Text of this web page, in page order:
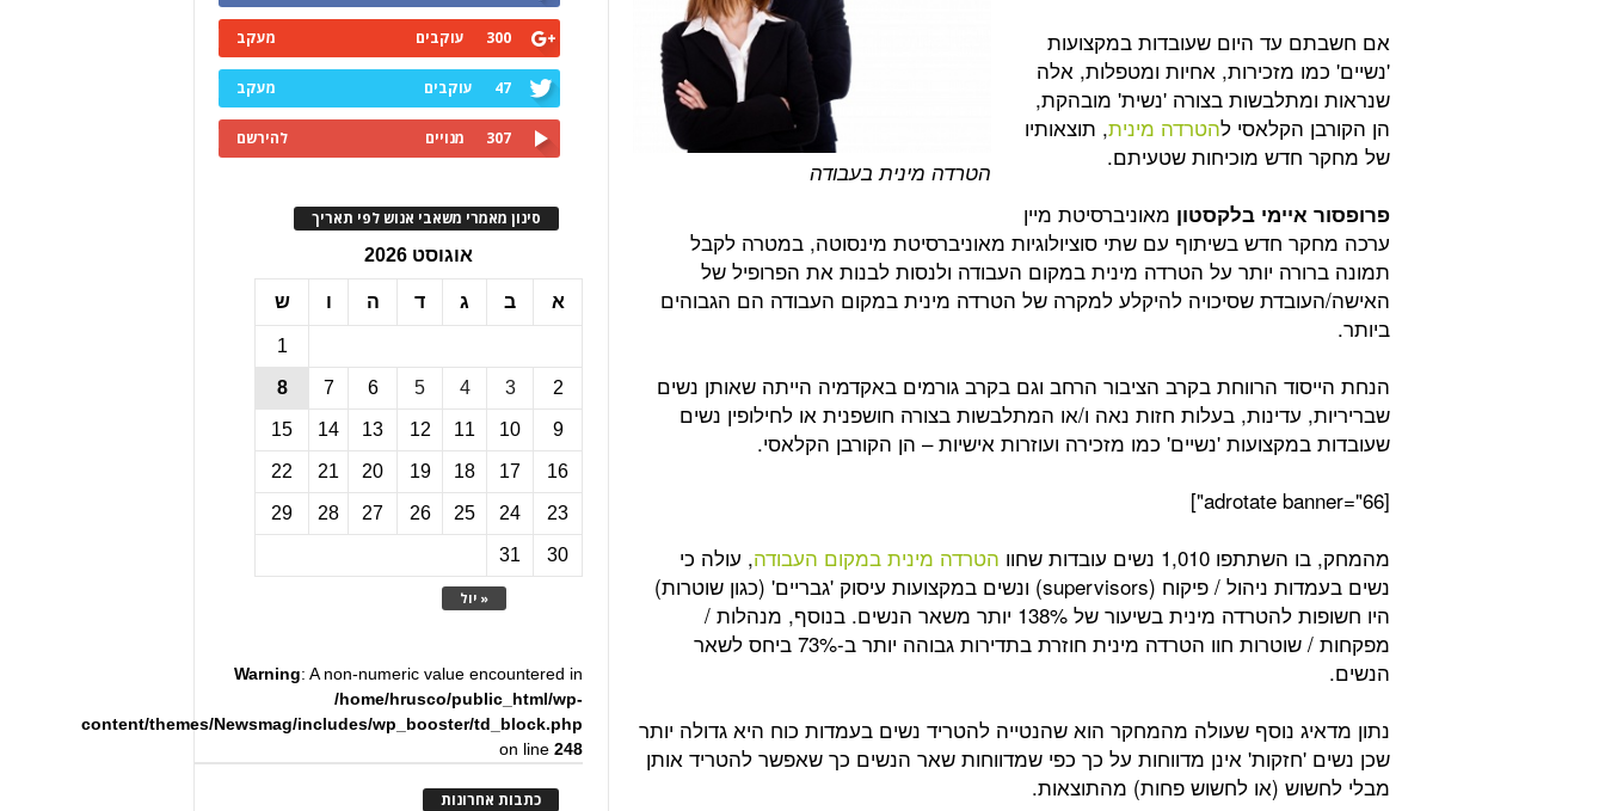
הטרדה מינית בעבודה
אם חשבתם עד היום שעובדות במקצועות
'נשיים' כמו מזכירות, אחיות ומטפלות, אלה
שנראות ומתלבשות בצורה 'נשית' מובהקת,
הן הקורבן הקלאסי להטרדה מינית, תוצאותיו
של מחקר חדש מוכיחות שטעיתם.
פרופסור איימי בלקסטון מאוניברסיטת מיין
ערכה מחקר חדש בשיתוף עם שתי סוציולוגיות מאוניברסיטת מינסוטה, במטרה לקבל
תמונה ברורה יותר על הטרדה מינית במקום העבודה ולנסות לבנות את הפרופיל של
האישה/העובדת שסיכויה להיקלע למקרה של הטרדה מינית במקום העבודה הם הגבוהים
ביותר.
הנחת הייסוד הרווחת בקרב הציבור הרחב וגם בקרב גורמים באקדמיה הייתה שאותן נשים
שבריריות, עדינות, בעלות חזות נאה ו/או המתלבשות בצורה חושפנית או לחילופין נשים
שעובדות במקצועות 'נשיים' כמו מזכירה ועוזרות אישיות – הן הקורבן הקלאסי.
[adrotate banner="66"]
מהמחק, בו השתתפו 1,010 נשים עובדות שחוו
הטרדה מינית במקום העבודה, עולה כי
נשים בעמדות ניהול / פיקוח (supervisors) ונשים במקצועות עיסוק 'גבריים' (כגון שוטרות)
היו חשופות להטרדה מינית בשיעור של 138% יותר משאר הנשים. בנוסף, מנהלות /
מפקחות / שוטרות חוו הטרדה מינית חוזרת בתדירות גבוהה יותר ב-73% ביחס לשאר
הנשים.
נתון מדאיג נוסף שעולה מהמחקר הוא שהנטייה להטריד נשים בעמדות כוח היא גדולה יותר
שכן נשים 'חזקות' אינן מדווחות על כך כפי שמדווחות שאר הנשים כך שאפשר להטריד אותן
מבלי לחשוש (או לחשוש פחות) מהתוצאות.
300 עוקבים מעקב
47 עוקבים מעקב
307 מנויים להירשם
סינון מאמרי משאבי אנוש לפי תאריך
אוגוסט 2026
א ב ג ד ה ו ש
« יול
1
2
3
4
5
6
7
8
9
10
11
12
13
14
15
16
17
18
19
20
21
22
23
24
25
26
27
28
29
30
31
Warning: A non-numeric value encountered in
/home/hrusco/public_html/wp-
content/themes/Newsmag/includes/wp_booster/td_block.php
on line248
כתבות אחרונות